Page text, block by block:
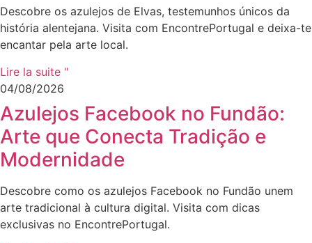
Descobre os azulejos de Elvas, testemunhos únicos da
história alentejana. Visita com EncontrePortugal e deixa-te
encantar pela arte local.
Lire la suite "
04/08/2026
Azulejos Facebook no Fundão:
Arte que Conecta Tradição e
Modernidade
Descobre como os azulejos Facebook no Fundão unem
arte tradicional à cultura digital. Visita com dicas
exclusivas no EncontrePortugal.